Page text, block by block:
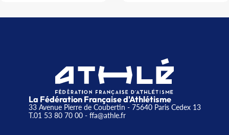
La Fédération Française d'Athlétisme
33 Avenue Pierre de Coubertin - 75640 Paris Cedex 13
T.01 53 80 70 00- ffa@athle.fr